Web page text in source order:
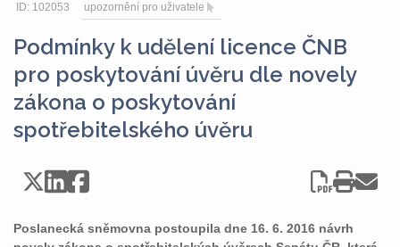
ID: 102053
upozornění pro uživatele
Podmínky k udělení licence ČNB
pro poskytování úvěru dle novely
zákona o poskytování
spotřebitelského úvěru
Poslanecká sněmovna postoupila dne 16. 6. 2016 návrh